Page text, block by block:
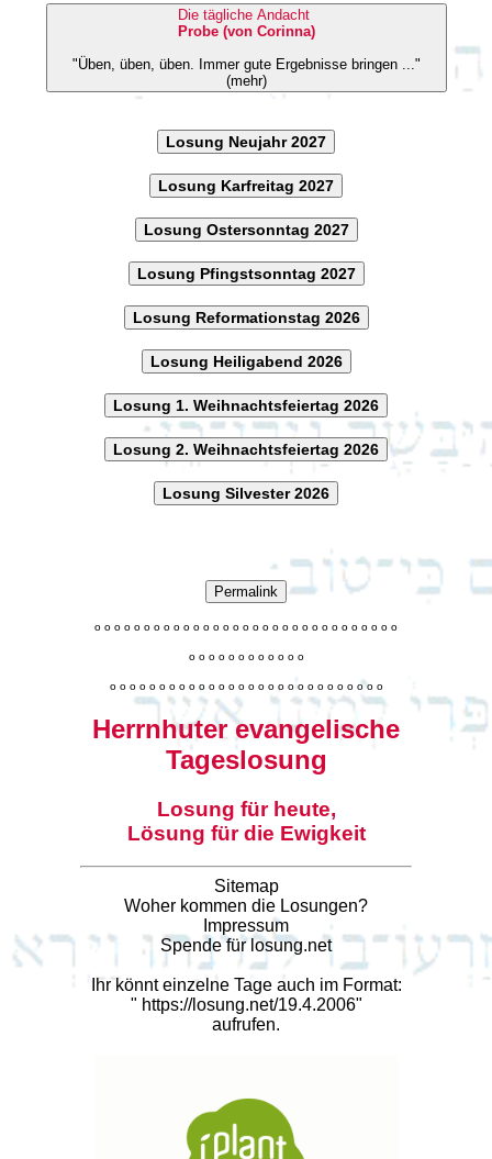
Die tägliche Andacht
Probe (von Corinna)
"Üben, üben, üben. Immer gute Ergebnisse bringen ..."
(mehr)
Losung Neujahr 2027
Losung Karfreitag 2027
Losung Ostersonntag 2027
Losung Pfingstsonntag 2027
Losung Reformationstag 2026
Losung Heiligabend 2026
Losung 1. Weihnachtsfeiertag 2026
Losung 2. Weihnachtsfeiertag 2026
Losung Silvester 2026
Permalink
o o o o o o o o o o o o o o o o o o o o o o o o o o o o o o o
o o o o o o o o o o o o
o o o o o o o o o o o o o o o o o o o o o o o o o o o o
Herrnhuter evangelische
Tageslosung
Losung für heute,
Lösung für die Ewigkeit
Sitemap
Woher kommen die Losungen?
Impressum
Spende für losung.net
Ihr könnt einzelne Tage auch im Format:
" https://losung.net/19.4.2006"
aufrufen.